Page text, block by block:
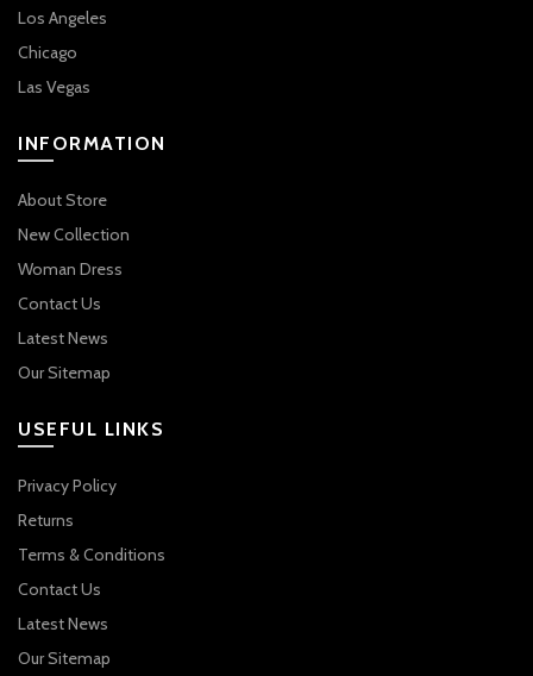
Los Angeles
Chicago
Las Vegas
INFORMATION
About Store
New Collection
Woman Dress
Contact Us
Latest News
Our Sitemap
USEFUL LINKS
Privacy Policy
Returns
Terms & Conditions
Contact Us
Latest News
Our Sitemap